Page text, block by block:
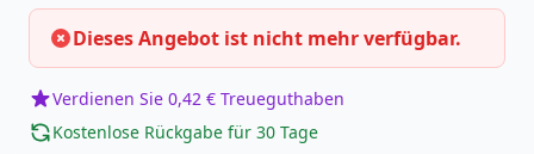
Dieses Angebot ist nicht mehr verfügbar.
Verdienen Sie 0,42 € Treueguthaben
Kostenlose Rückgabe für 30 Tage